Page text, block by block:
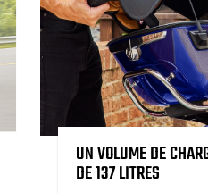
UN VOLUME DE
DE 137 LITRES